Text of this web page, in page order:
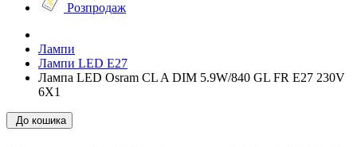
Розпродаж
Лампи
Лампи LED E27
Лампа LED Osram CL A DIM 5.9W/840 GL FR E27 230V
6X1
До кошика